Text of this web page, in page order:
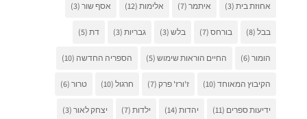
אחוזת בית(3) איתמר(7) אלימות(12) אסף שור(3)
בבל(8) בורחס(7) בלש(3) גבריות(3) דת(5)
הומור(6) החיים הוראות שימוש(5) הספריה החדשה (10)
הקיבוץ המאוחד(10) ז'ורז' פרק(7) חרגול(10) טרור(6)
ידיעות ספרים (11) יהדות(14) ילדות(7) יצחק לאור(3)